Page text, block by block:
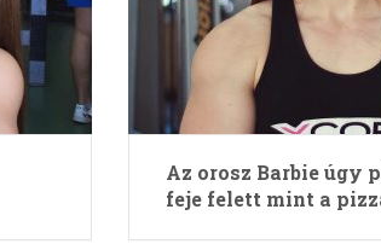
Az orosz Barbie úgy
feje felett mint a